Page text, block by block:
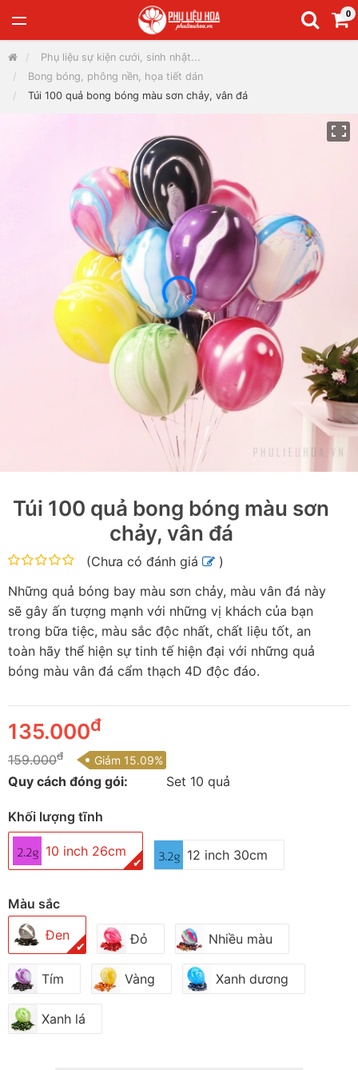
0
Phụ liệu sự kiện cưới, sinh nhật...
Bong bóng, phông nền, họa tiết dán
Túi 100 quả bong bóng màu sơn chảy, vân đá
Túi 100 quả bong bóng màu sơn
chảy, vân đá
(Chưa có đánh giá
)
Những quả bóng bay màu sơn chảy, màu vân đá này
sẽ gây ấn tượng mạnh với những vị khách của bạn
trong bữa tiệc, màu sắc độc nhất, chất liệu tốt, an
toàn hãy thể hiện sự tinh tế hiện đại với những quả
bóng màu vân đá cẩm thạch 4D độc đáo.
135.000đ
159.000đ Giảm 15.09%
Quy cách đóng gói: Set 10 quả
Khối lượng tĩnh
10 inch 26cm
✔ 12 inch 30cm
Màu sắc
Đen
✔ Đỏ Nhiều màu
Tím Vàng Xanh dương
Xanh lá